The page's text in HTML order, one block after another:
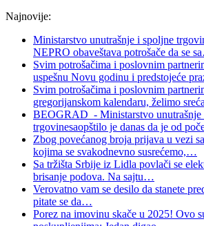
Najnovije:
Ministarstvo unutrašnje i spoljne
NEPRO obaveštava potrošače da se sa
Svim potrošačima i poslovnim
uspešnu Novu godinu i predstojeće
Svim potrošačima i poslovnim
gregorijanskom kalendaru, želimo
BEOGRAD - Ministarstvo unutrašnje
trgovinesaopštilo je danas da je od
Zbog povećanog broja prijava u vezi
kojima se svakodnevno susrećemo,…
Sa tržišta Srbije iz Lidla povlači se
brisanje podova. Na sajtu…
Verovatno vam se desilo da stanete
pitate se da…
Porez na imovinu skače u 2025! Ovo